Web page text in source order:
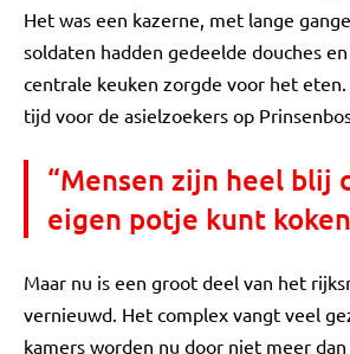
Het was een kazerne, met lange
soldaten hadden gedeelde douches en
centrale keuken zorgde voor het eten.
tijd voor de asielzoekers op
“Mensen zijn heel blij
eigen potje kunt
Maar nu is een groot deel van het
vernieuwd. Het complex vangt veel
kamers worden nu door niet meer